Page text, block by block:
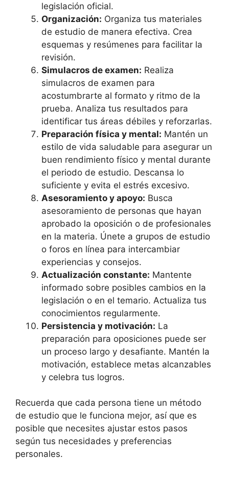
legislación oficial.
Organización: Organiza tus materiales
de estudio de manera efectiva. Crea
esquemas y resúmenes para facilitar la
revisión.
Simulacros de examen: Realiza
simulacros de examen para
acostumbrarte al formato y ritmo de la
prueba. Analiza tus resultados para
identificar tus áreas débiles y reforzarlas.
Preparación física y mental: Mantén un
estilo de vida saludable para asegurar un
buen rendimiento físico y mental durante
el periodo de estudio. Descansa lo
suficiente y evita el estrés excesivo.
Asesoramiento y apoyo: Busca
asesoramiento de personas que hayan
aprobado la oposición o de profesionales
en la materia. Únete a grupos de estudio
o foros en línea para intercambiar
experiencias y consejos.
Actualización constante: Mantente
informado sobre posibles cambios en la
legislación o en el temario. Actualiza tus
conocimientos regularmente.
Persistencia y motivación: La
preparación para oposiciones puede ser
un proceso largo y desafiante. Mantén la
motivación, establece metas alcanzables
y celebra tus logros.
Recuerda que cada persona tiene un método
de estudio que le funciona mejor, así que es
posible que necesites ajustar estos pasos
según tus necesidades y preferencias
personales.